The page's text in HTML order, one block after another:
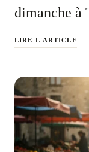
dimanche à
LIRE L'ARTICLE